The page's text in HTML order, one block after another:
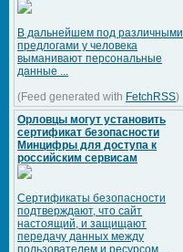
В дальнейшем под различными
предлогами у человека
выманивают персональные
данные ...
(Feed generated with FetchRSS)
Орловцы могут установить
сертификат безопасности
Минцифры для доступа к
российским сервисам
Сертификаты безопасности
подтверждают, что сайт
настоящий, и защищают
передачу данных между
пользователем и ресурсом ...